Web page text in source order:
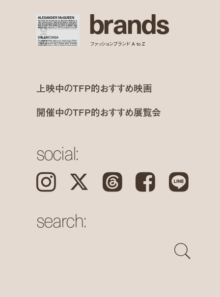
brands
ファッションブランド A to Z
上映中のTFP的おすすめ映画
開催中のTFP的おすすめ展覧会
social:
Instagram 𝕏 Threads Facebook LINE
search: